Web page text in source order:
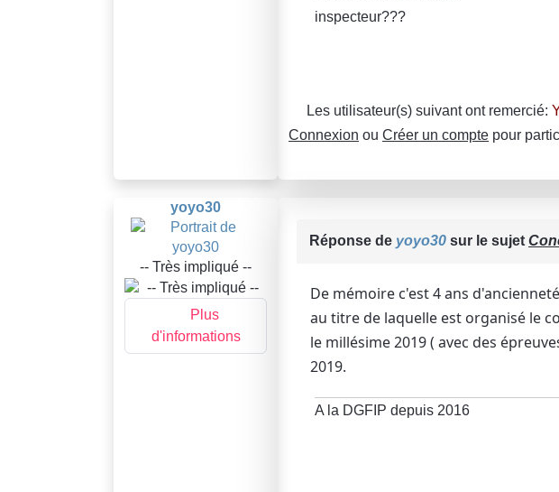
inspecteur???
Les utilisateur(s) suivant ont remercié:
Connexion ou Créer un compte pour
yoyo30
-- Très impliqué --
Plus
d'informations
Réponse de yoyo30 sur le sujet
De mémoire c'est 4 ans
au titre de laquelle est organisé le
le millésime 2019 ( avec des
2019.
A la DGFIP depuis 2016